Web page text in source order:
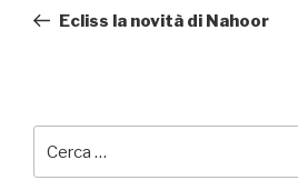
precedente:
Ecliss la novità di Nahoor